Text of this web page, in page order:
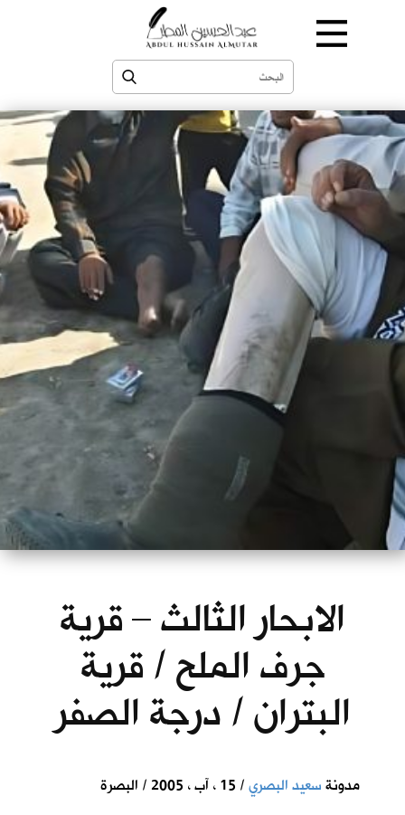
الابحار الثالث – قرية
جرف الملح / قرية
البتران / درجة الصفر
مدونةسعيد البصري/ 15 ، آب ، 2005 / البصرة